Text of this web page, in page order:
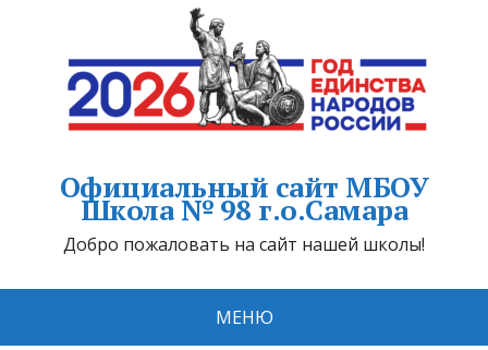
Официальный сайт МБОУ
Школа № 98 г.о.Самара
Добро пожаловать на сайт нашей школы!
МЕНЮ